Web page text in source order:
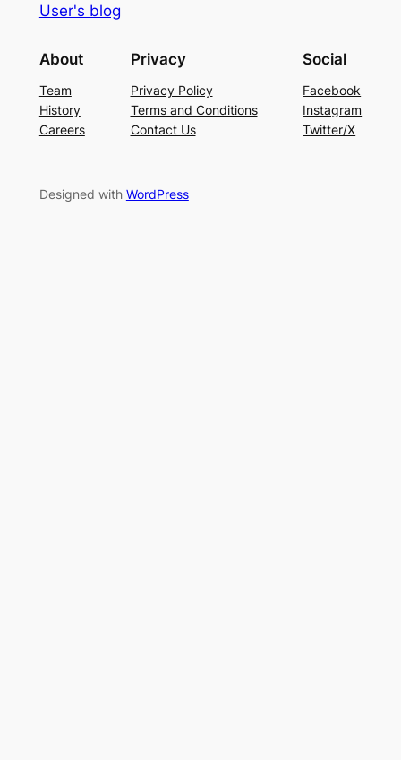
User's blog
About
Team
History
Careers
Privacy
Privacy Policy
Terms and Conditions
Contact Us
Social
Facebook
Instagram
Twitter/X
Designed with WordPress